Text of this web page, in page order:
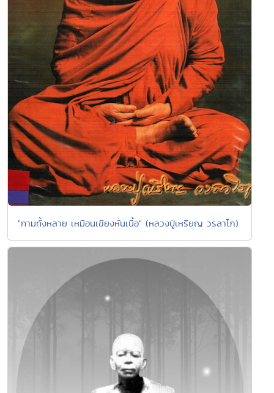
"กามทั้งหลาย เหมือนเขียงหั่นเนื้อ" (หลวงปู่เหรียญ วรลาโภ)